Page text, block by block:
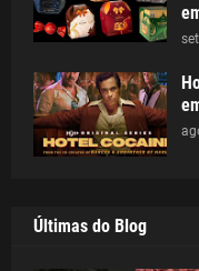
Últimas do Blog